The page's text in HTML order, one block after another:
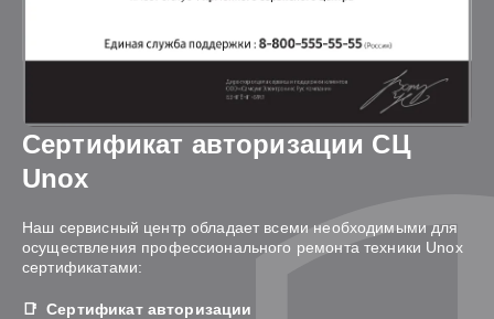
Сертификат авторизации СЦ
Unox
Наш сервисный центр обладает всеми необходимыми для
осуществления профессионального ремонта техники Unox
сертификатами:
Сертификат авторизации